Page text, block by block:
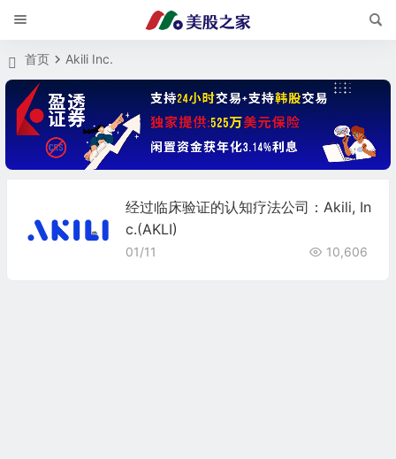
首页 Akili Inc.
经过临床验证的认知疗法公司：Akili, In
c.(AKLI)
01/11 10,606